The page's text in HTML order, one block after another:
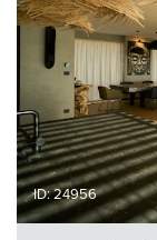
ID: 24956